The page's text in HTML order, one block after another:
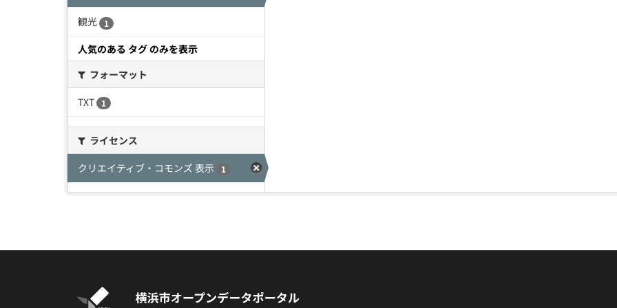
観光 1
人気のある タグ のみを表示
フォーマット
TXT
1
ライセンス
クリエイティブ・コモンズ 表示
1